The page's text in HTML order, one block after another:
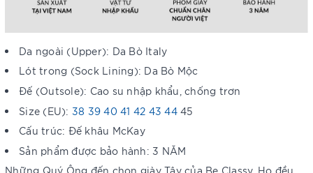
Da ngoài (Upper): Da Bò Italy
Lót trong (Sock Lining): Da Bò Mộc
Đế (Outsole): Cao su nhập khẩu, chống trơn
Size (EU): 38 39 40 41 42 43 4445
Cấu trúc: Đế khâu McKay
Sản phẩm được bảo hành: 3 NĂM
Những Quý Ông đến chọn giày Tây của Be Classy. Họ đều